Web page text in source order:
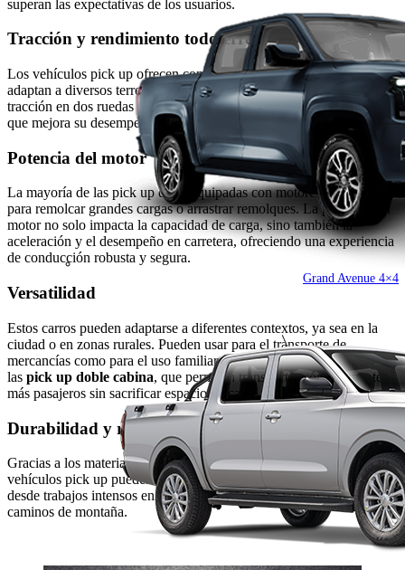
Grand Avenue 4×4
superan las expectativas de los usuarios.
Tracción y rendimiento todoterreno
Los vehículos pick up ofrecen configuraciones de tracción que se
adaptan a diversos terrenos. Muchas de ellas incluyen opciones de
tracción en dos ruedas o las 2WD y en las cuatro ruedas o 4WD, lo
que mejora su desempeño en terrenos difíciles.
Potencia del motor
La mayoría de las pick up están equipadas con motores potentes
para remolcar grandes cargas o arrastrar remolques. La potencia del
motor no solo impacta la capacidad de carga, sino también la
aceleración y el desempeño en carretera, ofreciendo una experiencia
de conducción robusta y segura.
Versatilidad
Estos carros pueden adaptarse a diferentes contextos, ya sea en la
ciudad o en zonas rurales. Pueden usar para el transporte de
mercancías como para el uso familiar. En este modelo se encuentran
las pick up doble cabina, que permiten transportar cómodamente a
más pasajeros sin sacrificar espacio de carga.
Durabilidad y resistencia
Gracias a los materiales robustos y estructura reforzada, estos
vehículos pick up pueden soportar las condiciones más difíciles,
desde trabajos intensos en la construcción hasta recorridos por
caminos de montaña.